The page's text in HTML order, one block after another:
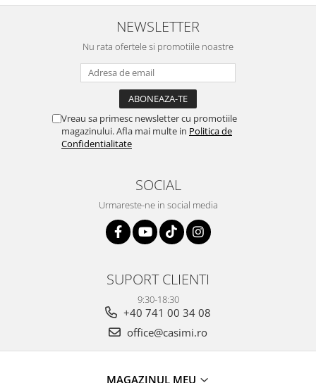
NEWSLETTER
Nu rata ofertele si promotiile noastre
Vreau sa primesc newsletter cu promotiile
magazinului. Afla mai multe in Politica de
Confidentialitate
SOCIAL
Urmareste-ne in social media
SUPORT CLIENTI
9:30-18:30
+40 741 00 34 08
office@casimi.ro
MAGAZINUL MEU